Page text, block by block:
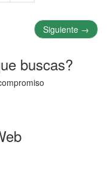
Siguiente →
buscas?